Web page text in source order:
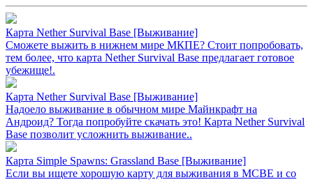
Карта Nether Survival Base [Выживание]
Сможете выжить в нижнем мире МКПЕ? Стоит попробовать,
тем более, что карта Nether Survival Base предлагает готовое
убежище!.
Карта Nether Survival Base [Выживание]
Надоело выживание в обычном мире Майнкрафт на
Андроид? Тогда попробуйте скачать это! Карта Nether Survival
Base позволит усложнить выживание..
Карта Simple Spawns: Grassland Base [Выживание]
Если вы ищете хорошую карту для выживания в MCBE и со